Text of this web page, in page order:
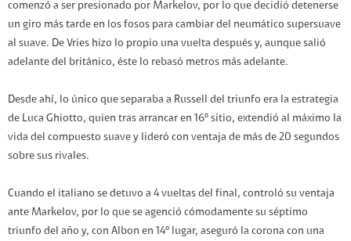
comenzó a ser presionado por Markelov, por lo que decidió detenerse
un giro más tarde en los fosos para cambiar del neumático supersuave
al suave. De Vries hizo lo propio una vuelta después y, aunque salió
adelante del británico, éste lo rebasó metros más adelante.
Desde ahí, lo único que separaba a Russell del triunfo era la estrategia
de Luca Ghiotto, quien tras arrancar en 16º sitio, extendió al máximo la
vida del compuesto suave y lideró con ventaja de más de 20 segundos
sobre sus rivales.
Cuando el italiano se detuvo a 4 vueltas del final, controló su ventaja
ante Markelov, por lo que se agenció cómodamente su séptimo
triunfo del año y, con Albon en 14º lugar, aseguró la corona con una